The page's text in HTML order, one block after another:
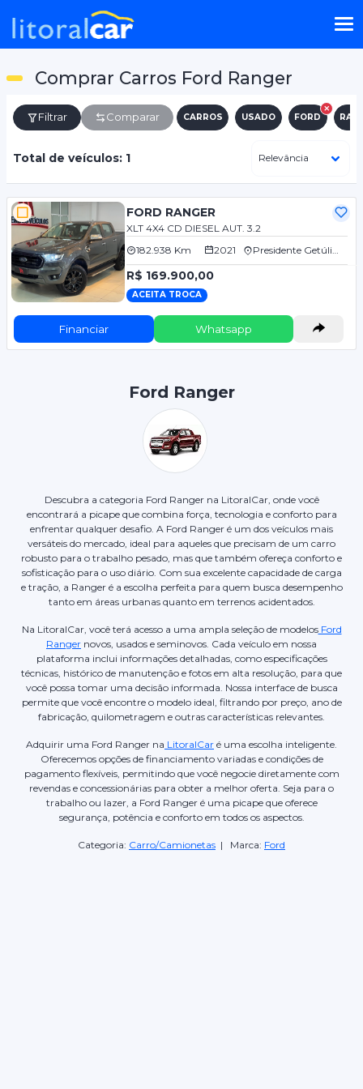
Comprar Carros Ford Ranger
Filtrar Comparar CARROS USADO FORD
Total de veículos: 1
FORD RANGER
XLT 4X4 CD DIESEL AUT. 3.2
182.938 Km
2021
R$ 169.900,00
ACEITA TROCA
Financiar Whatsapp
Ford Ranger
Descubra a categoria Ford Ranger na LitoralCar, onde você
encontrará a picape que combina força, tecnologia e conforto para
enfrentar qualquer desafio. A Ford Ranger é um dos veículos mais
versáteis do mercado, ideal para aqueles que precisam de um carro
robusto para o trabalho pesado, mas que também ofereça conforto e
sofisticação para o uso diário. Com sua excelente capacidade de carga
e tração, a Ranger é a escolha perfeita para quem busca desempenho
tanto em áreas urbanas quanto em terrenos acidentados.
Na LitoralCar, você terá acesso a uma ampla seleção de modelosFord
Ranger novos, usados e seminovos. Cada veículo em nossa
plataforma inclui informações detalhadas, como especificações
técnicas, histórico de manutenção e fotos em alta resolução, para que
você possa tomar uma decisão informada. Nossa interface de busca
permite que você encontre o modelo ideal, filtrando por preço, ano de
fabricação, quilometragem e outras características relevantes.
Adquirir uma Ford Ranger na LitoralCar é uma escolha inteligente.
Oferecemos opções de financiamento variadas e condições de
pagamento flexíveis, permitindo que você negocie diretamente com
revendas e concessionárias para obter a melhor oferta. Seja para o
trabalho ou lazer, a Ford Ranger é uma picape que oferece
segurança, potência e conforto em todos os aspectos.
Categoria: Carro/Camionetas | Marca: Ford